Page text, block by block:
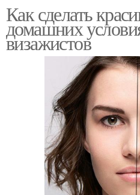
Как сделать
домашних
визажистов